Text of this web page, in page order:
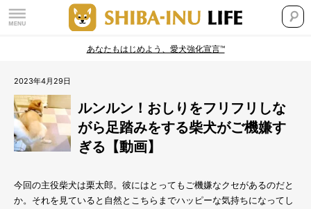
あなたもはじめよう、愛犬強化宣言™
2023年4月29日
ルンルン！おしりをフリフリしな
がら足踏みをする柴犬がご機嫌す
ぎる【動画】
今回の主役柴犬は栗太郎。彼にはとってもご機嫌なクセがあるのだと
か。それを見ていると自然とこちらまでハッピーな気持ちになってし